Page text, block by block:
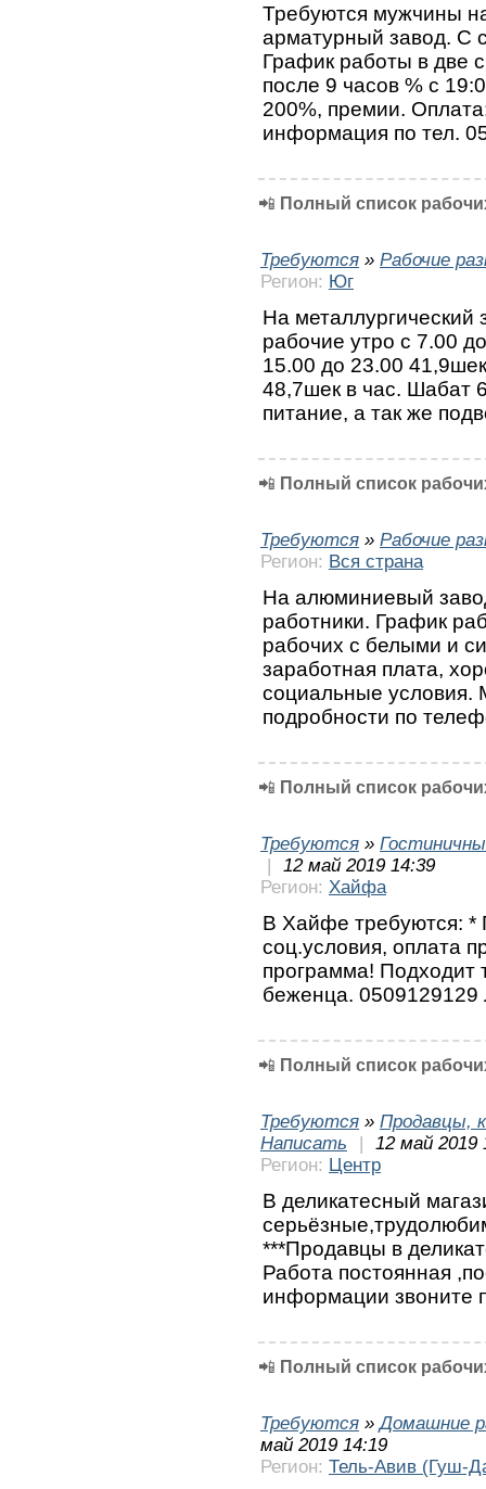
Требуются мужчины
арматурный завод. С
График работы в две
после 9 часов % с
200%, премии.
информация по тел.
📲 Полный список
Требуются » Рабочие
Регион: Юг
На
рабочие утро с 7.00
15.00 до 23.00
48,7шек в час. Шабат
питание, а так же
📲 Полный список
Требуются » Рабочие
Регион: Вся страна
На алюминиевый
работники. График
рабочих с белыми и
заработная плата,
социальные условия.
подробности по
📲 Полный список
Требуются »
|
12 май 2019 14:39
Регион: Хайфа
В Хайфе требуются: *
соц.условия, оплата
программа! Подходит
беженца.
📲 Полный список
Требуются » Продавцы,
Написать
|
12 май 2019
Регион: Центр
В деликатесный
***Продавцы в
Работа постоянная
информации звоните
📲 Полный список
Требуются »Домашние
май 2019 14:19
Регион: Тель-Авив (Гуш-